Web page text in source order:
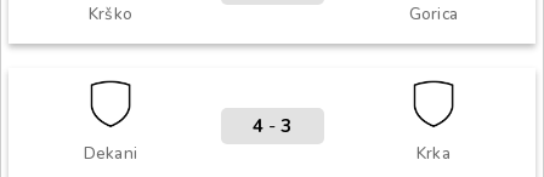
Krško Gorica
Dekani Krka
4 - 3